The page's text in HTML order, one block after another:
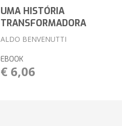
UMA HISTÓRIA
TRANSFORMADORA
ALDO BENVENUTTI
EBOOK
€ 6,06